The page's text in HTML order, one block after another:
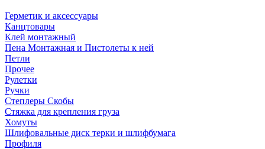
Герметик и аксессуары
Канцтовары
Клей монтажный
Пена Монтажная и Пистолеты к ней
Петли
Прочее
Рулетки
Ручки
Степлеры Скобы
Стяжка для крепления груза
Хомуты
Шлифовальные диск терки и шлифбумага
Профиля